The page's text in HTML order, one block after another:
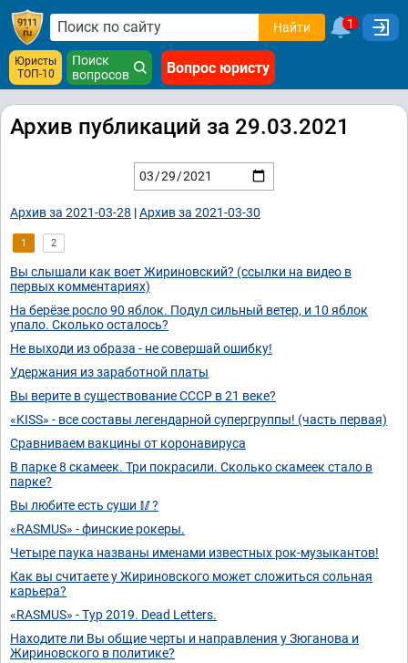
Найти 1
Юристы
ТОП-10
Поиск
вопросов
Вопрос юристу
Архив публикаций за 29.03.2021
Архив за 2021-03-28 |Архив за 2021-03-30
1 2
Вы слышали как воет Жириновский? (ссылки на видео в
первых комментариях)
На берёзе росло 90 яблок. Подул сильный ветер, и 10 яблок
упало. Сколько осталось?
Не выходи из образа - не совершай ошибку!
Удержания из заработной платы
Вы верите в существование СССР в 21 веке?
«KISS» - все составы легендарной супергруппы! (часть первая)
Сравниваем вакцины от коронавируса
В парке 8 скамеек. Три покрасили. Сколько скамеек стало в
парке?
Вы любите есть суши 🥢?
«RASMUS» - финские рокеры.
Четыре паука названы именами известных рок-музыкантов!
Как вы считаете у Жириновского может сложиться сольная
карьера?
«RASMUS» - Тур 2019. Dead Letters.
Находите ли Вы общие черты и направления у Зюганова и
Жириновского в политике?